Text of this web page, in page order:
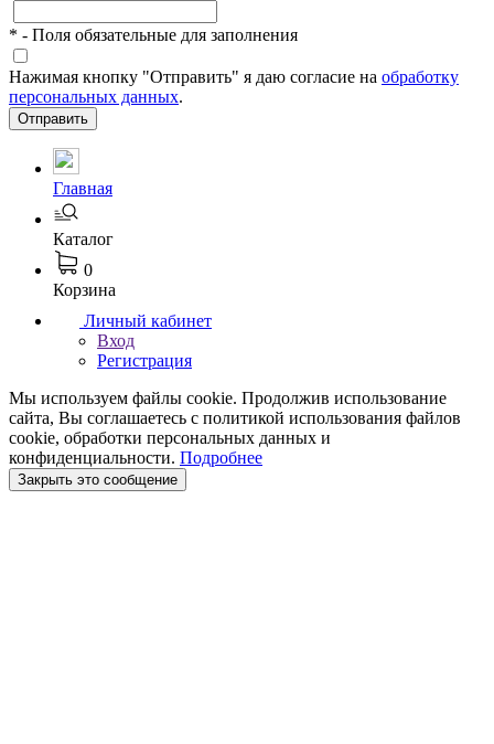
* - Поля обязательные для заполнения
Нажимая кнопку "Отправить" я даю согласие на обработку
персональных данных.
Отправить
Главная
Каталог
0
Корзина
Личный кабинет
Вход
Регистрация
Мы используем файлы cookie. Продолжив использование
сайта, Вы соглашаетесь с политикой использования файлов
cookie, обработки персональных данных и
конфиденциальности. Подробнее
Закрыть это сообщение